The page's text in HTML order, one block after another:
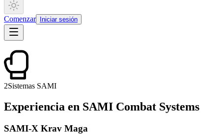
Comenzar Iniciar sesión
2Sistemas SAMI
Experiencia en SAMI Combat Systems
SAMI-X Krav Maga